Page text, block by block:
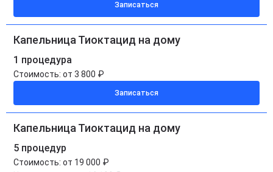
Записаться
Капельница Тиоктацид на дому
1 процедура
Стоимость: от 3 800 ₽
Записаться
Капельница Тиоктацид на дому
5 процедур
Стоимость: от 19 000 ₽